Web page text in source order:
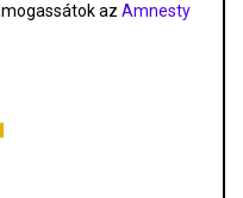
az Amnesty